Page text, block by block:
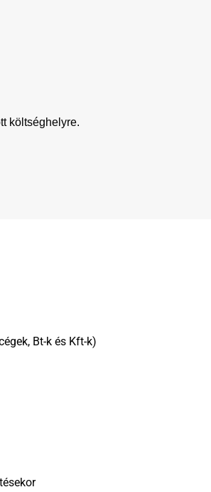
költséghelyre.
Bt-k és Kft-k)